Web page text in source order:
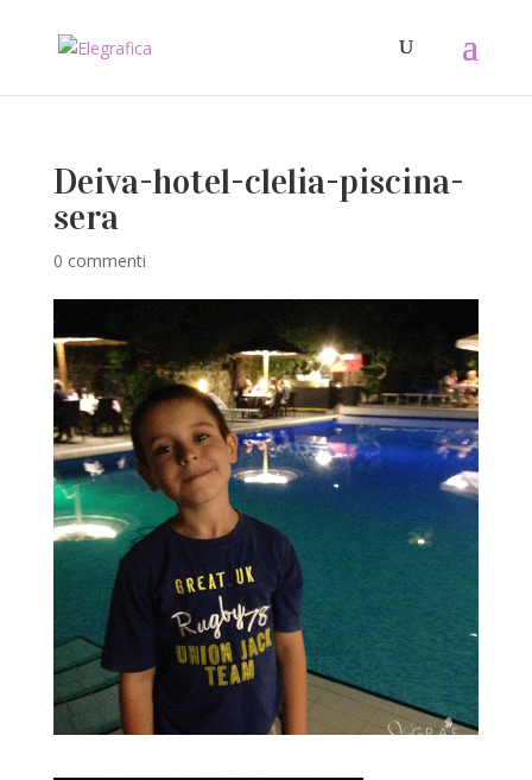
Deiva-hotel-clelia-piscina-
sera
0 commenti